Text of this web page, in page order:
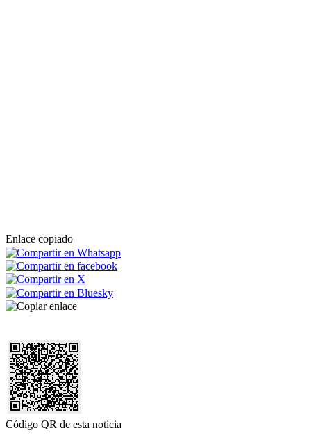
Enlace copiado
Código QR de esta noticia